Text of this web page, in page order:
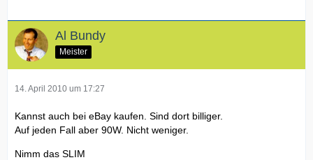
Al Bundy
Meister
14. April 2010 um 17:27
Kannst auch bei eBay kaufen. Sind dort billiger.
Auf jeden Fall aber 90W. Nicht weniger.
Nimm das SLIM